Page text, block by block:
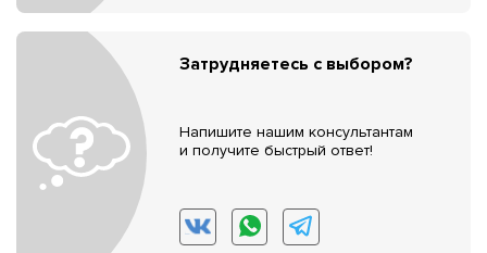
Затрудняетесь с выбором?
Напишите нашим консультантам
и получите быстрый ответ!